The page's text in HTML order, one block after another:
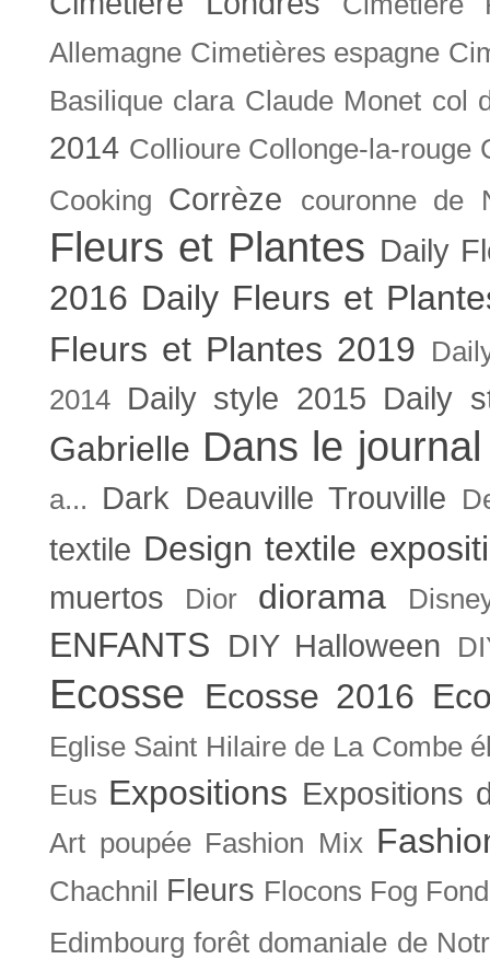
Allemagne Cimetières espagne
Basilique clara Claude Monet col
2014 Collioure Collonge-la-rouge
Cooking
Corrèze couronne de
Fleurs et Plantes Daily
2016 Daily Fleurs et
Fleurs et Plantes 2019
2014
Daily style 2015 Daily
Gabrielle Dans le journal
a... Dark Deauville Trouville
textile Design textile
muertos Dior diorama
ENFANTS DIY Halloween
Ecosse Ecosse 2016
Eglise Saint Hilaire de La Combe
Eus Expositions Expositions
Art poupée Fashion Mix
Chachnil Fleurs Flocons Fog
Edimbourg forêt domaniale de